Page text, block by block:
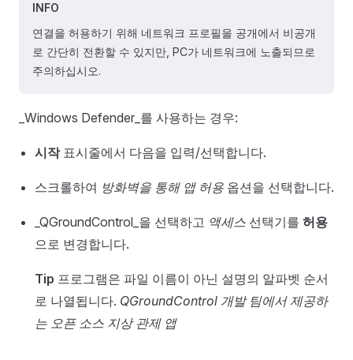
INFO
연결을 허용하기 위해 네트워크 프로필을 공개에서 비공개
로 간단히 전환할 수 있지만, PC가 네트워크에 노출되므로
주의하십시오.
_Windows Defender_를 사용하는 경우:
시작표시줄에서 다음을 입력/선택합니다.
스크롤하여 방화벽을 통해 앱 허용 옵션을 선택합니다.
_QGroundControl_을 선택하고 액세스 선택기를 허용
으로 변경합니다.
Tip 프로그램은 파일 이름이 아닌 설명의 알파벳 순서
로 나열됩니다. QGroundControl 개발 팀에서 제공하
는 오픈 소스 지상 관제 앱